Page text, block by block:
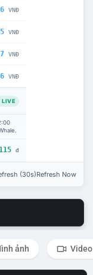
VNĐ
VNĐ
VNĐ
VNĐ
LIVE
đ
(30s)Refresh Now
ảnh Video